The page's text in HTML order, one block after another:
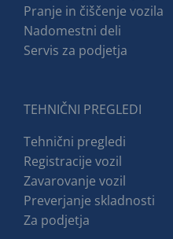
Pranje in čiščenje vozila
Nadomestni deli
Servis za podjetja
TEHNIČNI PREGLEDI
Tehnični pregledi
Registracije vozil
Zavarovanje vozil
Preverjanje skladnosti
Za podjetja